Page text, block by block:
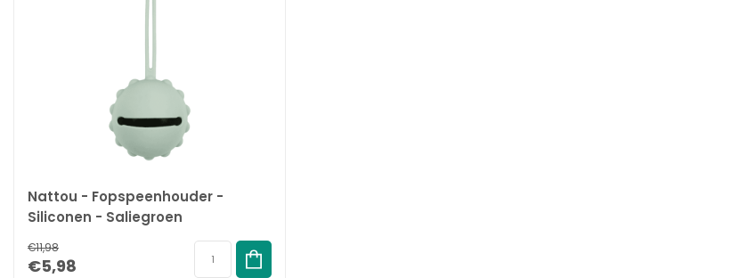
Nattou - Fopspeenhouder -
Siliconen - Saliegroen
€11,98
€5,98